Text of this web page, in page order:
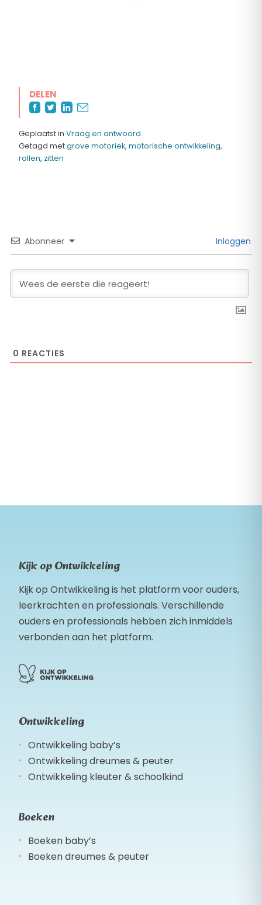
DELEN
Geplaatst in Vraag en antwoord
Getagd metgrove motoriek, motorische ontwikkeling,
rollen, zitten
Abonneer Inloggen
0 REACTIES
Kijk op Ontwikkeling
Kijk op Ontwikkeling is het platform voor ouders,
leerkrachten en professionals. Verschillende
ouders en professionals hebben zich inmiddels
verbonden aan het platform.
Ontwikkeling
Ontwikkeling baby’s
Ontwikkeling dreumes & peuter
Ontwikkeling kleuter & schoolkind
Boeken
Boeken baby’s
Boeken dreumes & peuter